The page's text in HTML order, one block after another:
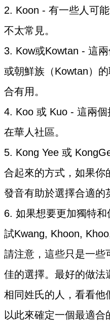
2. Koon - 有一些人可
不太常見。
3. Kow或Kowtan - 這
或朝鮮族（Kowtan）
合有用。
4. Koo 或 Kuo - 這兩
在華人社區。
5. Kong Yee 或
合起來的方式，如果你
發音有助於選擇合適的
6. 如果想要更加獨特
試Kwang, Khoon,
請注意，這些只是一些
佳的選擇。最好的做法
相同姓氏的人，看看他
以此來確定一個最適合